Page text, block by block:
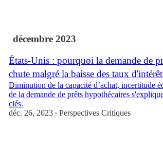
décembre 2023
États-Unis : pourquoi la demande de
chute malgré la baisse des taux
Diminution de la capacité d’achat, incertitude
de la demande de prêts hypothécaires
clés.
déc. 26, 2023 • Perspectives Critiques